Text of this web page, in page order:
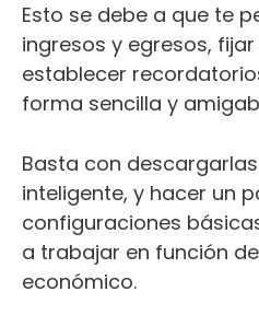
Esto se debe a que te
ingresos y egresos,
establecer
forma sencilla y
Basta con
inteligente, y hacer un
configuraciones
a trabajar en función
económico.